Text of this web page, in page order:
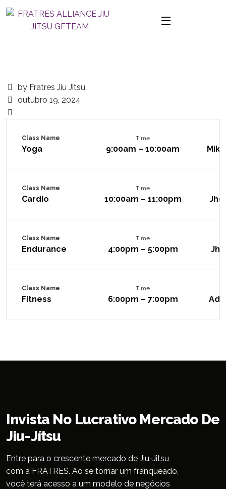
by Fratres Jiu Jitsu
outubro 19, 2024
Class Name
Yoga
Time
9:00am – 10:00am
Class Name
Cardio
Time
10:00am – 11:00pm
Class Name
Endurance
Time
4:00pm – 5:00pm
Class Name
Fitness
Time
6:00pm – 7:00pm
Invista No Lucrativo Mercado De
Jiu-Jítsu
Entre para o crescente mercado de Jiu-Jitsu
com a FRATRES. Ao se tornar um franqueado,
você terá acesso a um modelo de negócios